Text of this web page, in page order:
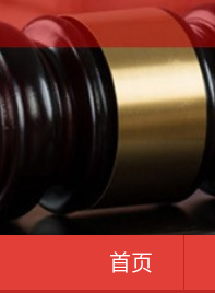
首页